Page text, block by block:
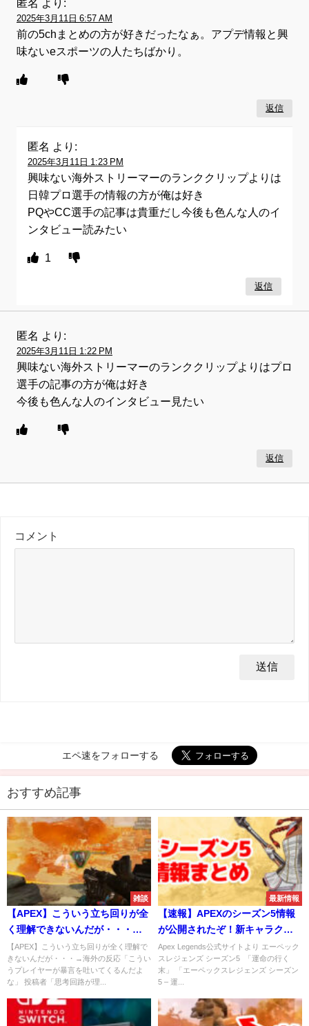
匿名 より:
2025年3月11日 6:57 AM
前の5chまとめの方が好きだったなぁ。アプデ情報と興
味ないeスポーツの人たちばかり。
返信
匿名 より:
2025年3月11日 1:23 PM
興味ない海外ストリーマーのランククリップよりは
日韓プロ選手の情報の方が俺は好き
PQやCC選手の記事は貴重だし今後も色んな人のイ
ンタビュー読みたい
1
返信
匿名 より:
2025年3月11日 1:22 PM
興味ない海外ストリーマーのランククリップよりはプロ
選手の記事の方が俺は好き
今後も色んな人のインタビュー見たい
返信
コメント
エペ速をフォローする
おすすめ記事
雑談
【APEX】こういう立ち回りが全
く理解できないんだが・・・→
海外の反応「こういうプレイヤ
ーが暴言を吐いてくるんだよ
な」
【APEX】こういう立ち回りが全く理解で
きないんだが・・・→海外の反応「こうい
うプレイヤーが暴言を吐いてくるんだよ
な」 投稿者「思考回路が理...
最新情報
【速報】APEXのシーズン5情報
が公開されたぞ！新キャラクタ
ーは「ローバ」で決定！！・内
容まとめ
Apex Legends公式サイトより エーペック
スレジェンズ シーズン5 「運命の行く
末」 「エーペックスレジェンズ シーズン
5 – 運...